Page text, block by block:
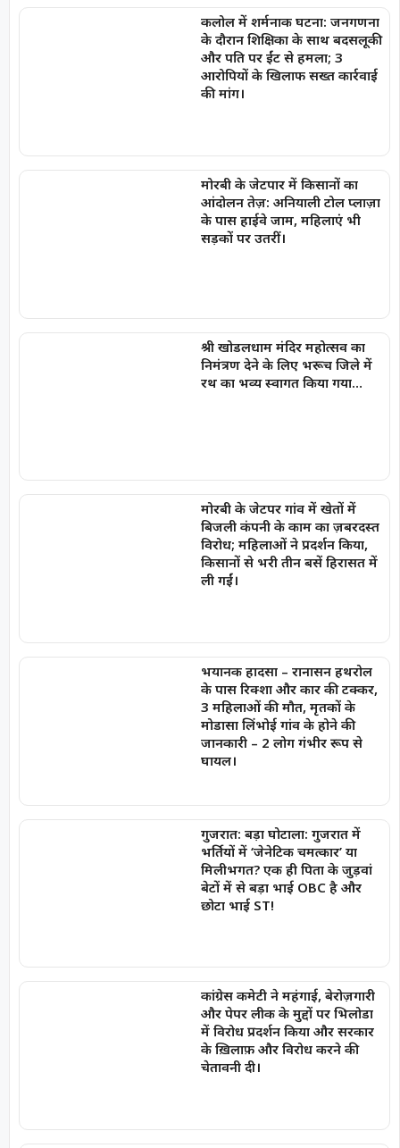
कलोल में शर्मनाक घटना: जनगणना
के दौरान शिक्षिका के साथ बदसलूकी
और पति पर ईंट से हमला; 3
आरोपियों के खिलाफ सख्त कार्रवाई
की मांग।
मोरबी के जेटपार में किसानों का
आंदोलन तेज़: अनियाली टोल प्लाज़ा
के पास हाईवे जाम, महिलाएं भी
सड़कों पर उतरीं।
श्री खोडलधाम मंदिर महोत्सव का
निमंत्रण देने के लिए भरूच जिले में
रथ का भव्य स्वागत किया गया…
मोरबी के जेटपर गांव में खेतों में
बिजली कंपनी के काम का ज़बरदस्त
विरोध; महिलाओं ने प्रदर्शन किया,
किसानों से भरी तीन बसें हिरासत में
ली गईं।
भयानक हादसा – रानासन हथरोल
के पास रिक्शा और कार की टक्कर,
3 महिलाओं की मौत, मृतकों के
मोडासा लिंभोई गांव के होने की
जानकारी – 2 लोग गंभीर रूप से
घायल।
गुजरात: बड़ा घोटाला: गुजरात में
भर्तियों में ‘जेनेटिक चमत्कार’ या
मिलीभगत? एक ही पिता के जुड़वां
बेटों में से बड़ा भाई OBC है और
छोटा भाई ST!
कांग्रेस कमेटी ने महंगाई, बेरोज़गारी
और पेपर लीक के मुद्दों पर भिलोडा
में विरोध प्रदर्शन किया और सरकार
के ख़िलाफ़ और विरोध करने की
चेतावनी दी।